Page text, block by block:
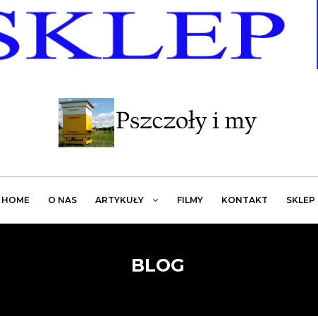
HOME O NAS ARTYKUŁY FILMY KONTAKT SKLEP
BLOG